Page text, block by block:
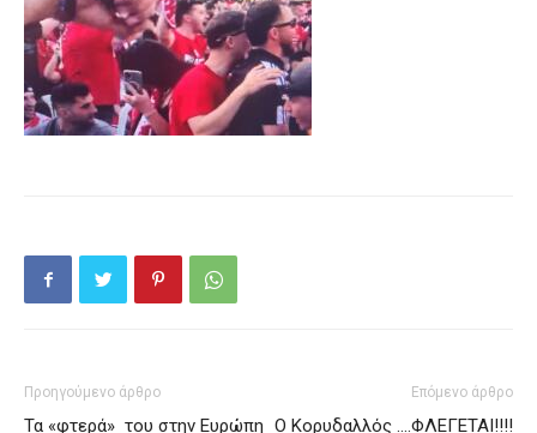
Προηγούμενο άρθρο
Τα «φτερά» του στην Ευρώπη
Επόμενο άρθρο
Ο Κορυδαλλός ….ΦΛΕΓΕΤΑΙ!!!!